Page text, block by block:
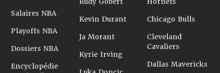
Salaires NBA
Playoffs NBA
Dossiers NBA
Encyclopédie
Kevin Durant
Ja Morant
Kyrie Irving
Chicago Bulls
Cleveland
Cavaliers
Dallas Mavericks